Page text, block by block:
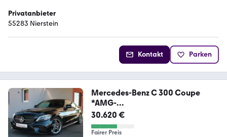
Privatanbieter
55283 Nierstein
Kontakt Parken
Mercedes-Benz C 300 Coupe
*AMG-
Line*HUD*DC*360Cam*Multibea
m*
30.620 €
Fairer Preis